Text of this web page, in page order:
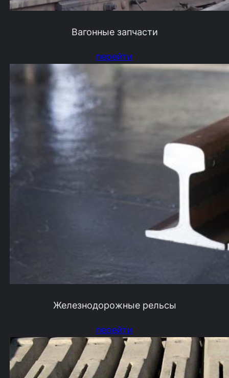
Вагонные запчасти
перейти
Железнодорожные рельсы
перейти